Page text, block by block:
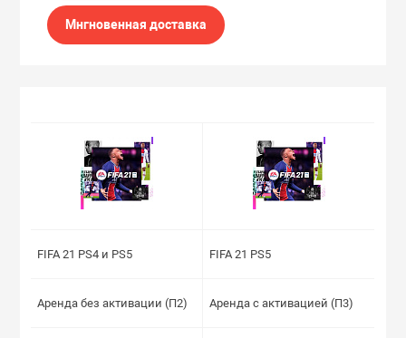
Мнгновенная доставка
FIFA 21 PS4 и PS5
Аренда без активации (П2)
FIFA 21 PS5
Аренда с активацией (П3)